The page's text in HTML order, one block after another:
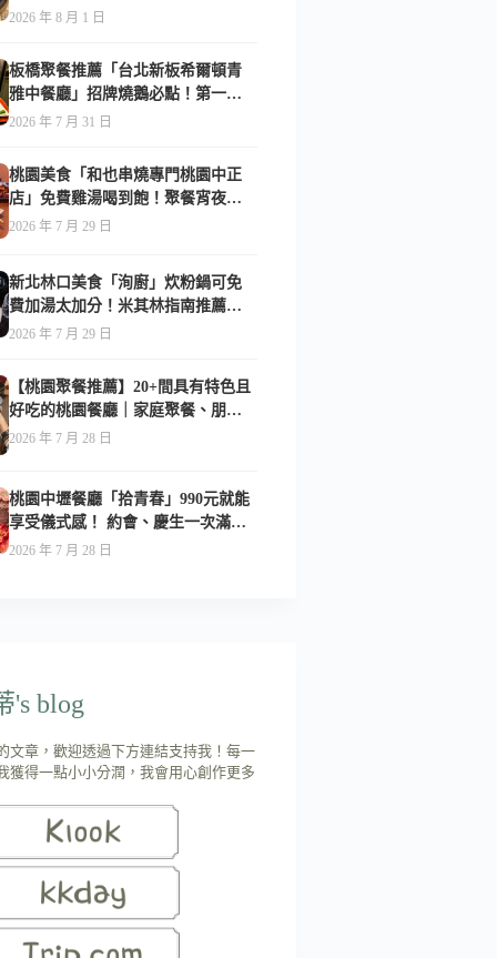
2026 年 8 月 1 日
板橋聚餐推薦「台北新板希爾頓青
雅中餐廳」招牌燒鵝必點！第一次
吃就驚艷-附菜單
2026 年 7 月 31 日
桃園美食「和也串燒專門桃園中正
店」免費雞湯喝到飽！聚餐宵夜首
選-附菜單
2026 年 7 月 29 日
新北林口美食「洵廚」炊粉鍋可免
費加湯太加分！米其林指南推薦美
食-附菜單
2026 年 7 月 29 日
【桃園聚餐推薦】20+間具有特色且
好吃的桃園餐廳｜家庭聚餐、朋友
聚會都合適(持續更新)
2026 年 7 月 28 日
桃園中壢餐廳「拾青春」990元就能
享受儀式感！ 約會、慶生一次滿足-
附菜單
2026 年 7 月 28 日
's blog
文章，歡迎透過下方連結支持我！每一
獲得一點小小分潤，我會用心創作更多